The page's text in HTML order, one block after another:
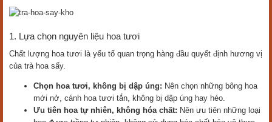
1. Lựa chọn nguyên liệu hoa tươi
Chất lượng hoa tươi là yếu tố quan trọng hàng đầu quyết định hương vị
của trà hoa sấy.
Chọn hoa tươi, không bị dập úng: Nên chọn những bông hoa
mới nở, cánh hoa tươi tắn, không bị dập úng hay héo.
Ưu tiên hoa tự nhiên, không hóa chất: Nên ưu tiên những loại